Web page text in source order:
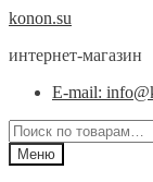
Перейти
навигации
Перейти
содержимому
konon.su
интернет-магазин
E-mail:
Искать:
Меню